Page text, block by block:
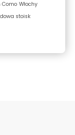
Como Włochy
stoisk